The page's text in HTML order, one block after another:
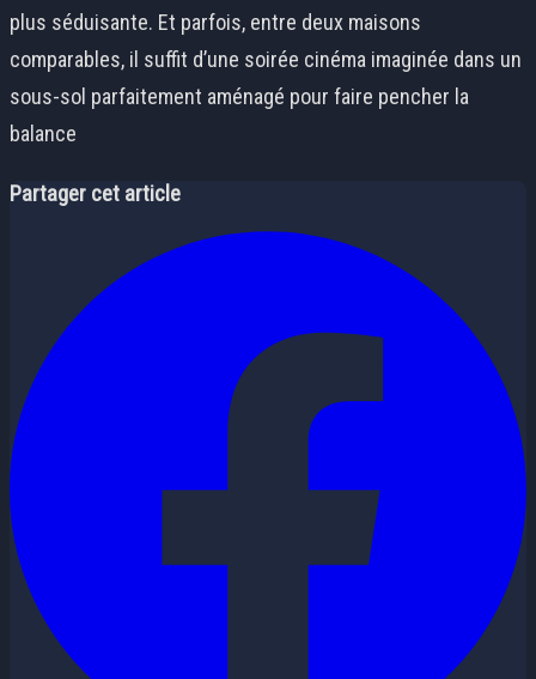
plus séduisante. Et parfois, entre deux maisons
comparables, il suffit d’une soirée cinéma imaginée dans un
sous-sol parfaitement aménagé pour faire pencher la
balance
Partager cet article